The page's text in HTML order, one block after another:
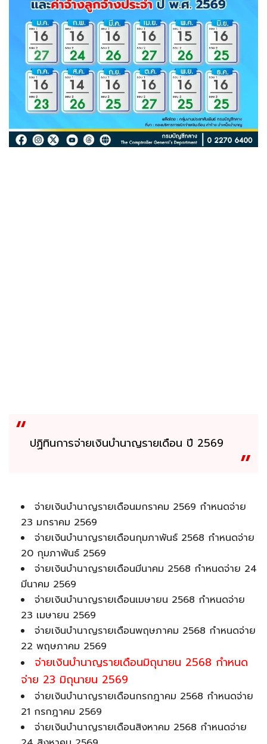
ปฏิทินการจ่ายเงินบำนาญรายเดือน ปี 2569
จ่ายเงินบำนาญรายเดือนมกราคม 2569 กำหนดจ่าย
23 มกราคม 2569
จ่ายเงินบำนาญรายเดือนกุมภาพันธ์ 2568 กำหนดจ่าย
20 กุมภาพันธ์ 2569
จ่ายเงินบำนาญรายเดือนมีนาคม 2568 กำหนดจ่าย 24
มีนาคม 2569
จ่ายเงินบำนาญรายเดือนเมษายน 2568 กำหนดจ่าย
23 เมษายน 2569
จ่ายเงินบำนาญรายเดือนพฤษภาคม 2568 กำหนดจ่าย
22 พฤษภาคม 2569
จ่ายเงินบำนาญรายเดือนมิถุนายน 2568 กำหนด
จ่าย 23 มิถุนายน 2569
จ่ายเงินบำนาญรายเดือนกรกฎาคม 2568 กำหนดจ่าย
21 กรกฎาคม 2569
จ่ายเงินบำนาญรายเดือนสิงหาคม 2568 กำหนดจ่าย